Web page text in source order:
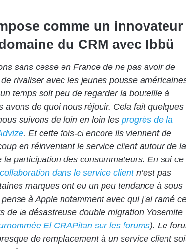
comme un innovateur
du CRM avec Ibbü
sans cesse en France de ne pas avoir de
rivaliser avec les jeunes pousse
temps soit peu de regarder la bouteille à
avons de quoi nous réjouir. Cela fait quelques
suivons de loin en loin les progrès de la
. Et cette fois-ci encore ils viennent de
en réinventant le service client autour de la
la participation des consommateurs. En soi ce
collaboration dans le service clientn’est pas
marques ont eu un peu tendance à sous
à Apple notamment avec qui j’ai ramé
de la désastreuse double migration Yosemite
El CRAPitan sur les forums). Le
de remplacement à un service client